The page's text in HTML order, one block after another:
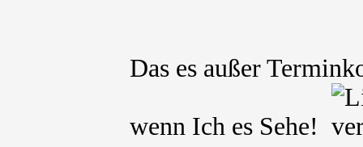
Das es außer
wenn Ich es Sehe!